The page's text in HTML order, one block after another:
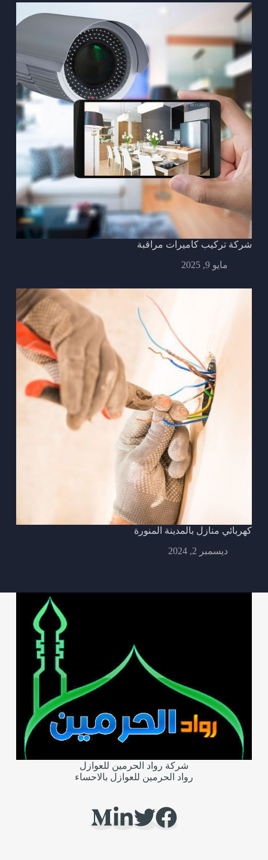
شركة تركيب كاميرات مراقبة
مايو 9, 2025
كهربائي منازل بالمدينة المنورة
ديسمبر 2, 2024
شركة رواد الحرمين للعوازل
رواد الحرمين للعوازل بالاحساء